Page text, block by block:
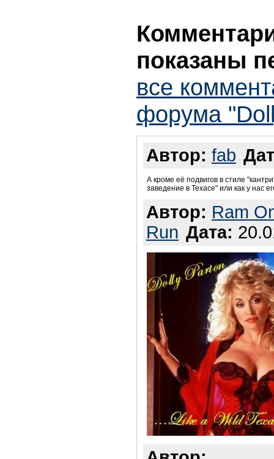
показаны
все
форума
Автор: fab
А кроме её подвигов в стиле
заведение в Техасе" или как у нас
Автор: Ram
Run Дата: